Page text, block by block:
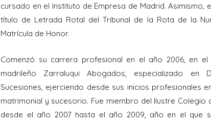
cursado en el Instituto de Empresa de Madrid. Asimismo,
título de Letrada Rotal del Tribunal de la Rota de la
Matrícula de Honor.
Comenzó su carrera profesional en el año 2006, en el
madrileño Zarraluqui Abogados, especializado en
Sucesiones, ejerciendo desde sus inicios profesionales
matrimonial y sucesorio. Fue miembro del Ilustre Colegio
desde el año 2007 hasta el año 2009, año en el que